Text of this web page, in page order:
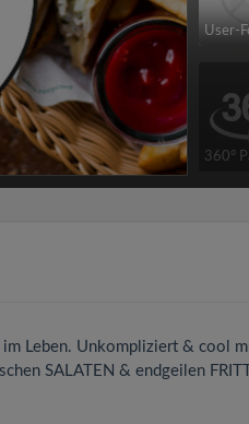
User-
360°
Leben. Unkompliziert & cool
SALATEN & endgeilen